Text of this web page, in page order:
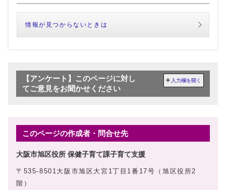
情報が見つからないときは
【アンケート】このページに対し
てご意見をお聞かせください
入力欄を開く
このページの作成者・問合せ先
大阪市旭区役所 保健子育て課子育て支援
〒535-8501大阪市旭区大宮1丁目1番17号（旭区役所2
階）